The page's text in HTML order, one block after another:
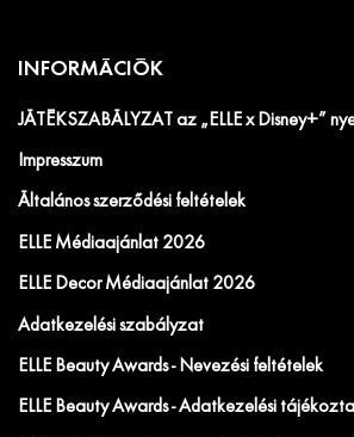
INFORMÁCIÓK
JÁTÉKSZABÁLYZAT az „ELLE x Disney+”
Impresszum
Általános szerződési feltételek
ELLE Médiaajánlat 2026
ELLE Decor Médiaajánlat 2026
Adatkezelési szabályzat
ELLE Beauty Awards - Nevezési feltételek
ELLE Beauty Awards - Adatkezelési